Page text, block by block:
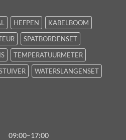
HEFPEN
KABELBOOM
SPATBORDENSET
TEMPERATUURMETER
WATERSLANGENSET
09:00–17:00